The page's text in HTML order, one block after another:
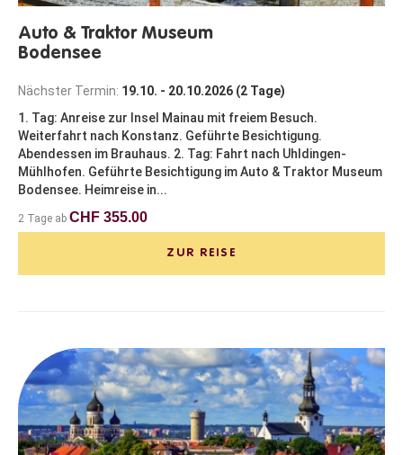
Auto & Traktor Museum
Bodensee
Nächster Termin: 19.10. - 20.10.2026 (2 Tage)
1. Tag: Anreise zur Insel Mainau mit freiem Besuch.
Weiterfahrt nach Konstanz. Geführte Besichtigung.
Abendessen im Brauhaus. 2. Tag: Fahrt nach Uhldingen-
Mühlhofen. Geführte Besichtigung im Auto & Traktor Museum
Bodensee. Heimreise in...
2 Tage ab CHF 355.00
ZUR REISE